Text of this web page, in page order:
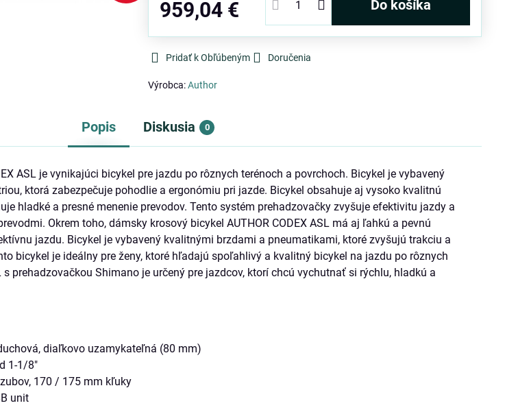
959,04 € Do košíka
Pridať k Obľúbeným Doručenia
Výrobca:Author
Popis Diskusia 0
ASL je vynikajúci bicykel pre jazdu po rôznych terénoch a povrchoch. Bicykel je vybavený
ktorá zabezpečuje pohodlie a ergonómiu pri jazde. Bicykel obsahuje aj vysoko kvalitnú
hladké a presné menenie prevodov. Tento systém prehadzovačky zvyšuje efektivitu jazdy a
Okrem toho, dámsky krosový bicykel AUTHOR CODEX ASL má aj ľahkú a pevnú
jazdu. Bicykel je vybavený kvalitnými brzdami a pneumatikami, ktoré zvyšujú trakciu a
bicykel je ideálny pre ženy, ktoré hľadajú spoľahlivý a kvalitný bicykel na jazdu po rôznych
s prehadzovačkou Shimano je určený pre jazdcov, ktorí chcú vychutnať si rýchlu, hladkú a
diaľkovo uzamykateľná (80 mm)
1-1/8"
170 / 175 mm kľuky
unit